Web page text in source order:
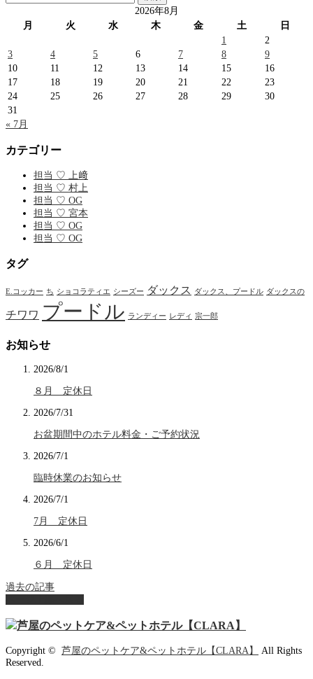
索:
2026年8月
月
火 水 木 金 土
日
1
2
3
4 5 6 7 8
9
10
11 12 13 14 15
16
17
18 19 20 21 22
23
24
25 26 27 28 29
30
31
« 7月
カテゴリー
担当 ♡ 上﨑
担当 ♡ 村上
担当 ♡ OG
担当 ♡ 宮本
担当 ♡ OG
担当 ♡ OG
タグ
E.コッカー ち ショコラティエ シーズー ダックス ダックス、プードル ダックスの
チワワ プードル ランディー レディ 宗一郎
お知らせ
2026/8/1
８月 定休日
2026/7/31
お盆期間中のホテル料金・ご予約状況
2026/7/1
臨時休業のお知らせ
2026/7/1
7月 定休日
2026/6/1
６月 定休日
過去の記事
Copyright © 芦屋のペットケア&ペットホテル【CLARA】
All Rights
Reserved.